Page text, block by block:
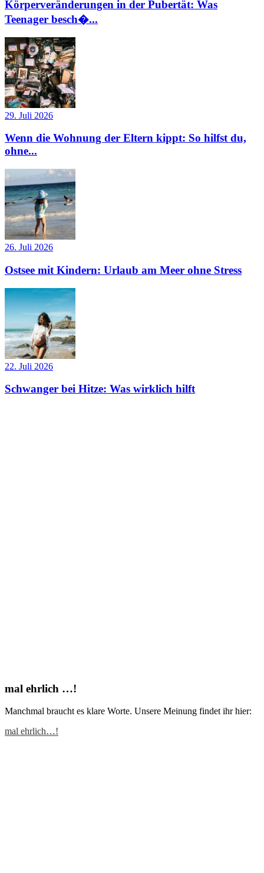
Körperveränderungen in der Pubertät: Was
Teenager besch�...
29. Juli 2026
Wenn die Wohnung der Eltern kippt: So hilfst du,
ohne...
26. Juli 2026
Ostsee mit Kindern: Urlaub am Meer ohne Stress
22. Juli 2026
Schwanger bei Hitze: Was wirklich hilft
mal ehrlich …!
Manchmal braucht es klare Worte. Unsere Meinung findet ihr hier:
mal ehrlich…!